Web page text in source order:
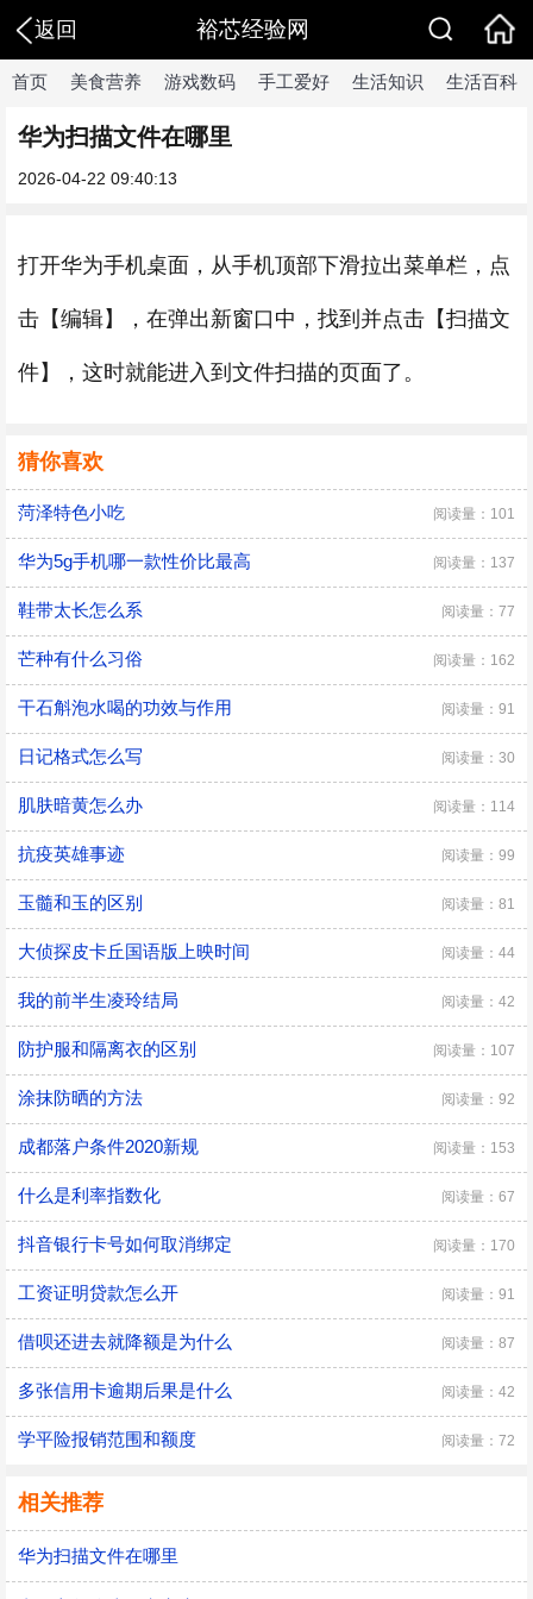
返回 裕芯经验网
首页 美食营养 游戏数码 手工爱好 生活知识 生活百科
华为扫描文件在哪里
2026-04-22 09:40:13
打开华为手机桌面，从手机顶部下滑拉出菜单栏，点
击【编辑】，在弹出新窗口中，找到并点击【扫描文
件】，这时就能进入到文件扫描的页面了。
猜你喜欢
菏泽特色小吃 阅读量：101
华为5g手机哪一款性价比最高 阅读量：137
鞋带太长怎么系 阅读量：77
芒种有什么习俗 阅读量：162
干石斛泡水喝的功效与作用 阅读量：91
日记格式怎么写 阅读量：30
肌肤暗黄怎么办 阅读量：114
抗疫英雄事迹 阅读量：99
玉髓和玉的区别 阅读量：81
大侦探皮卡丘国语版上映时间 阅读量：44
我的前半生凌玲结局 阅读量：42
防护服和隔离衣的区别 阅读量：107
涂抹防晒的方法 阅读量：92
成都落户条件2020新规 阅读量：153
什么是利率指数化 阅读量：67
抖音银行卡号如何取消绑定 阅读量：170
工资证明贷款怎么开 阅读量：91
借呗还进去就降额是为什么 阅读量：87
多张信用卡逾期后果是什么 阅读量：42
学平险报销范围和额度 阅读量：72
相关推荐
华为扫描文件在哪里